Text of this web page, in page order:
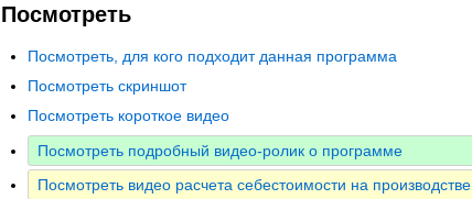
Посмотреть
Посмотреть, для кого подходит данная программа
Посмотреть скриншот
Посмотреть короткое видео
Посмотреть подробный видео-ролик о программе
Посмотреть видео расчета себестоимости на производстве